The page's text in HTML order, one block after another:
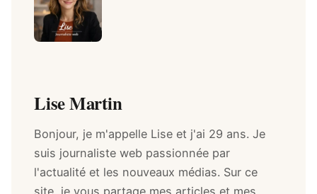
Lise Martin
Bonjour, je m'appelle Lise et j'ai 29 ans. Je
suis journaliste web passionnée par
l'actualité et les nouveaux médias. Sur ce